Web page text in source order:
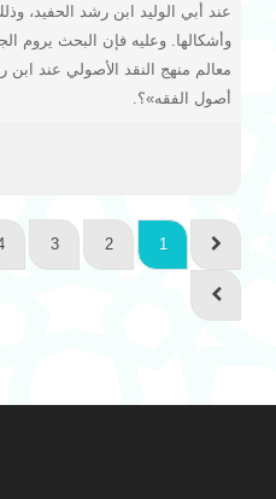
عند أبي الوليد ابن رشد الحفيد،
وأشكالها. وعليه فإن البحث يروم
معالم منهج النقد الأصولي عند
أصول الفقه»؟.
1
2
3